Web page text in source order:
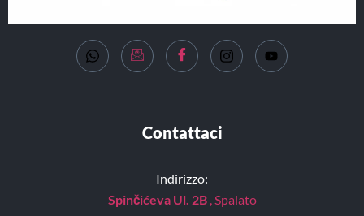
Contattaci
Indirizzo:
Spinčićeva Ul. 2B , Spalato